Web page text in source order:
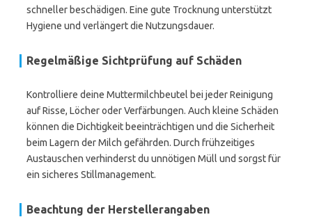
schneller beschädigen. Eine gute Trocknung unterstützt
Hygiene und verlängert die Nutzungsdauer.
Regelmäßige Sichtprüfung auf Schäden
Kontrolliere deine Muttermilchbeutel bei jeder Reinigung
auf Risse, Löcher oder Verfärbungen. Auch kleine Schäden
können die Dichtigkeit beeinträchtigen und die Sicherheit
beim Lagern der Milch gefährden. Durch frühzeitiges
Austauschen verhinderst du unnötigen Müll und sorgst für
ein sicheres Stillmanagement.
Beachtung der Herstellerangaben